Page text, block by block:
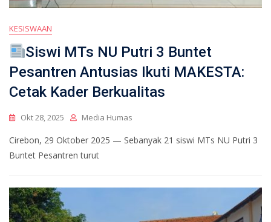
KESISWAAN
Siswi MTs NU Putri 3 Buntet
Pesantren Antusias Ikuti MAKESTA:
Cetak Kader Berkualitas
Okt 28, 2025 Media Humas
Cirebon, 29 Oktober 2025 — Sebanyak 21 siswi MTs NU Putri 3
Buntet Pesantren turut